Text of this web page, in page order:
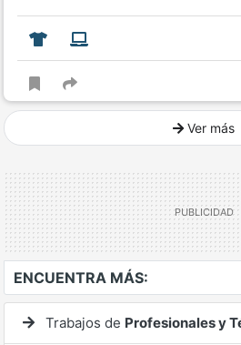
Ver más
ENCUENTRA MÁS:
Trabajos de Profesionales y